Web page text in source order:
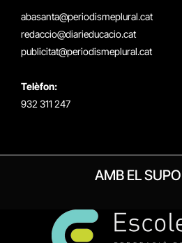
abasanta@periodismeplural.cat
redaccio@diarieducacio.cat
publicitat@periodismeplural.cat
Telèfon:
932 311 247
AMB EL